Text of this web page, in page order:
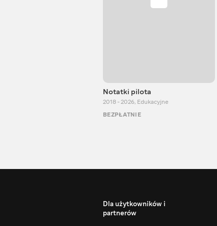
Notatki pilota
2018 - 2026, Edukacyjne
BEZPŁATNIE
Dla użytkowników i
partnerów